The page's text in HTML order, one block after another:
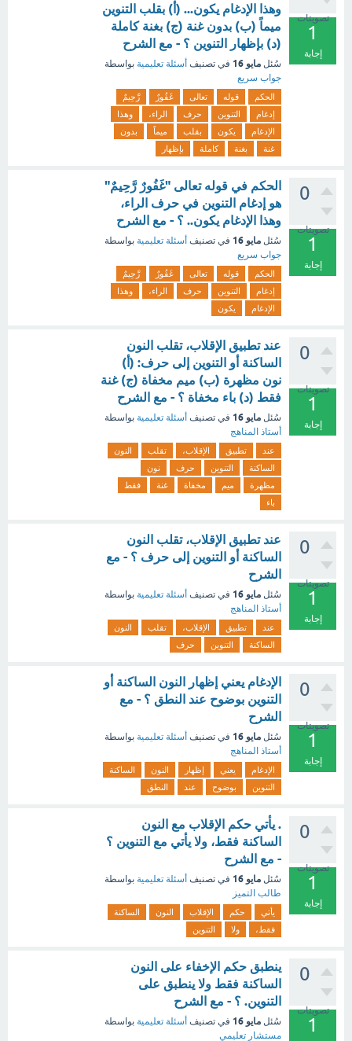
تصويتات
1
إجابة
وهذا الإدغام يكون... (أ) بقلب التنوين
ميماً (ب) بدون غنة (ج) بغنة كاملة
(د) بإظهار التنوين ؟ - مع الشرح
سُئل مايو 16 في تصنيف أسئلة تعليمية بواسطة
جواب سريع
الحكم قوله تعالى غَفُورٌ
رَّحِيمٌ
إدغام
التنوين حرف الراء،
وهذا
الإدغام
يكون بقلب ميماً
بدون
غنة
بغنة كاملة بإظهار
0
تصويتات
1
إجابة
الحكم في قوله تعالى "غَفُورٌ رَّحِيمٌ"
هو إدغام التنوين في حرف الراء،
وهذا الإدغام يكون.. ؟ - مع الشرح
سُئل مايو 16 في تصنيف أسئلة تعليمية بواسطة
جواب سريع
الحكم قوله تعالى غَفُورٌ
رَّحِيمٌ
إدغام
التنوين حرف الراء،
وهذا
الإدغام
يكون
0
تصويتات
1
إجابة
عند تطبيق الإقلاب، تقلب النون
الساكنة أو التنوين إلى حرف: (أ)
نون مظهرة (ب) ميم مخفاة (ج) غنة
فقط (د) باء مخفاة ؟ - مع الشرح
سُئل مايو 16 في تصنيف أسئلة تعليمية بواسطة
أستاذ المناهج
عند تطبيق الإقلاب، تقلب
النون
الساكنة
التنوين حرف
نون
مظهرة
ميم مخفاة غنة
فقط
باء
0
تصويتات
1
إجابة
عند تطبيق الإقلاب، تقلب النون
الساكنة أو التنوين إلى حرف ؟ - مع
الشرح
سُئل مايو 16 في تصنيف أسئلة تعليمية بواسطة
أستاذ المناهج
عند تطبيق الإقلاب، تقلب
النون
الساكنة
التنوين حرف
0
تصويتات
1
إجابة
الإدغام يعني إظهار النون الساكنة أو
التنوين بوضوح عند النطق ؟ - مع
الشرح
سُئل مايو 16 في تصنيف أسئلة تعليمية بواسطة
أستاذ المناهج
الإدغام يعني إظهار النون
الساكنة
التنوين
بوضوح عند النطق
0
تصويتات
1
إجابة
. يأتي حكم الإقلاب مع النون
الساكنة فقط، ولا يأتي مع التنوين ؟
- مع الشرح
سُئل مايو 16 في تصنيف أسئلة تعليمية بواسطة
طالب التميز
يأتي حكم الإقلاب النون
الساكنة
فقط،
ولا التنوين
0
تصويتات
1
ينطبق حكم الإخفاء على النون
الساكنة فقط ولا ينطبق على
التنوين. ؟ - مع الشرح
سُئل مايو 16 في تصنيف أسئلة تعليمية بواسطة
مستشار تعليمي